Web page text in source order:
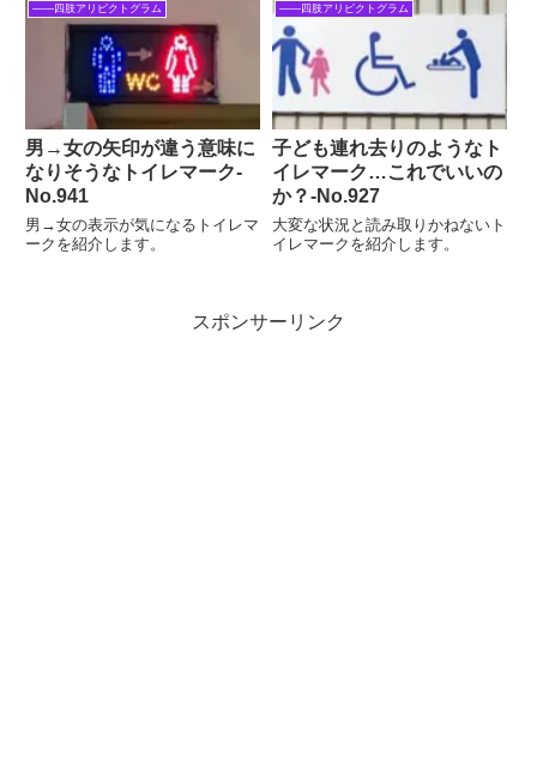
――四肢アリピクトグラム
男→女の矢印が違う意味に
なりそうなトイレマーク‐
No.941
男→女の表示が気になるトイレマ
ークを紹介します。
――四肢アリピクトグラム
子ども連れ去りのようなト
イレマーク…これでいいの
か？‐No.927
大変な状況と読み取りかねないト
イレマークを紹介します。
スポンサーリンク